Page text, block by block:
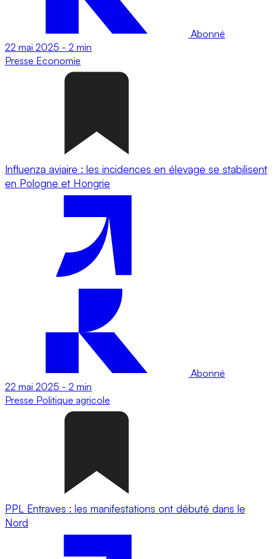
Abonné
22 mai 2025 - 2 min
Presse Economie
Influenza aviaire : les incidences en élevage se stabilisent
en Pologne et Hongrie
Abonné
22 mai 2025 - 2 min
Presse Politique agricole
PPL Entraves : les manifestations ont débuté dans le
Nord